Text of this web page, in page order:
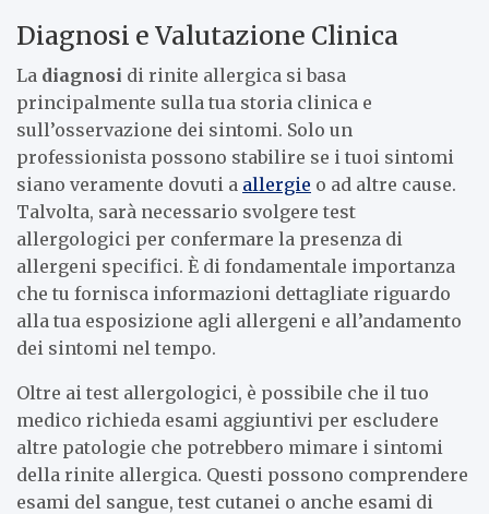
Diagnosi e Valutazione Clinica
La diagnosi di rinite allergica si basa
principalmente sulla tua storia clinica e
sull’osservazione dei sintomi. Solo un
professionista possono stabilire se i tuoi sintomi
siano veramente dovuti a allergie o ad altre cause.
Talvolta, sarà necessario svolgere test
allergologici per confermare la presenza di
allergeni specifici. È di fondamentale importanza
che tu fornisca informazioni dettagliate riguardo
alla tua esposizione agli allergeni e all’andamento
dei sintomi nel tempo.
Oltre ai test allergologici, è possibile che il tuo
medico richieda esami aggiuntivi per escludere
altre patologie che potrebbero mimare i sintomi
della rinite allergica. Questi possono comprendere
esami del sangue, test cutanei o anche esami di